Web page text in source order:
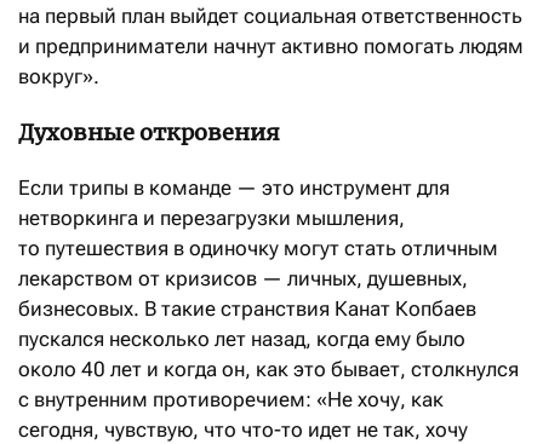
на первый план выйдет социальная ответственность
и предприниматели начнут активно помогать людям
вокруг».
Духовные откровения
Если трипы в команде — это инструмент для
нетворкинга и перезагрузки мышления,
то путешествия в одиночку могут стать отличным
лекарством от кризисов — личных, душевных,
бизнесовых. В такие странствия Канат Копбаев
пускался несколько лет назад, когда ему было
около 40 лет и когда он, как это бывает, столкнулся
с внутренним противоречием: «Не хочу, как
сегодня, чувствую, что что-то идет не так, хочу